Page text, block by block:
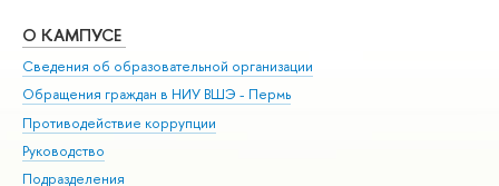
О КАМПУСЕ
Сведения об образовательной организации
Обращения граждан в НИУ ВШЭ - Пермь
Противодействие коррупции
Руководство
Подразделения